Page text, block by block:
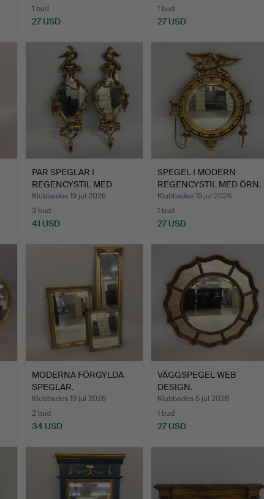
1 bud
27 USD
1 bud
27 USD
PAR SPEGLAR I
REGENCYSTIL MED
ÖRNKRÖN.
Klubbades 19 jul 2026
3 bud
41 USD
SPEGEL I MODERN
REGENCYSTIL MED ÖRN.
Klubbades 19 jul 2026
1 bud
27 USD
MODERNA FÖRGYLDA
SPEGLAR.
Klubbades 19 jul 2026
2 bud
34 USD
VÄGGSPEGEL WEB
DESIGN.
Klubbades 5 jul 2026
1 bud
27 USD